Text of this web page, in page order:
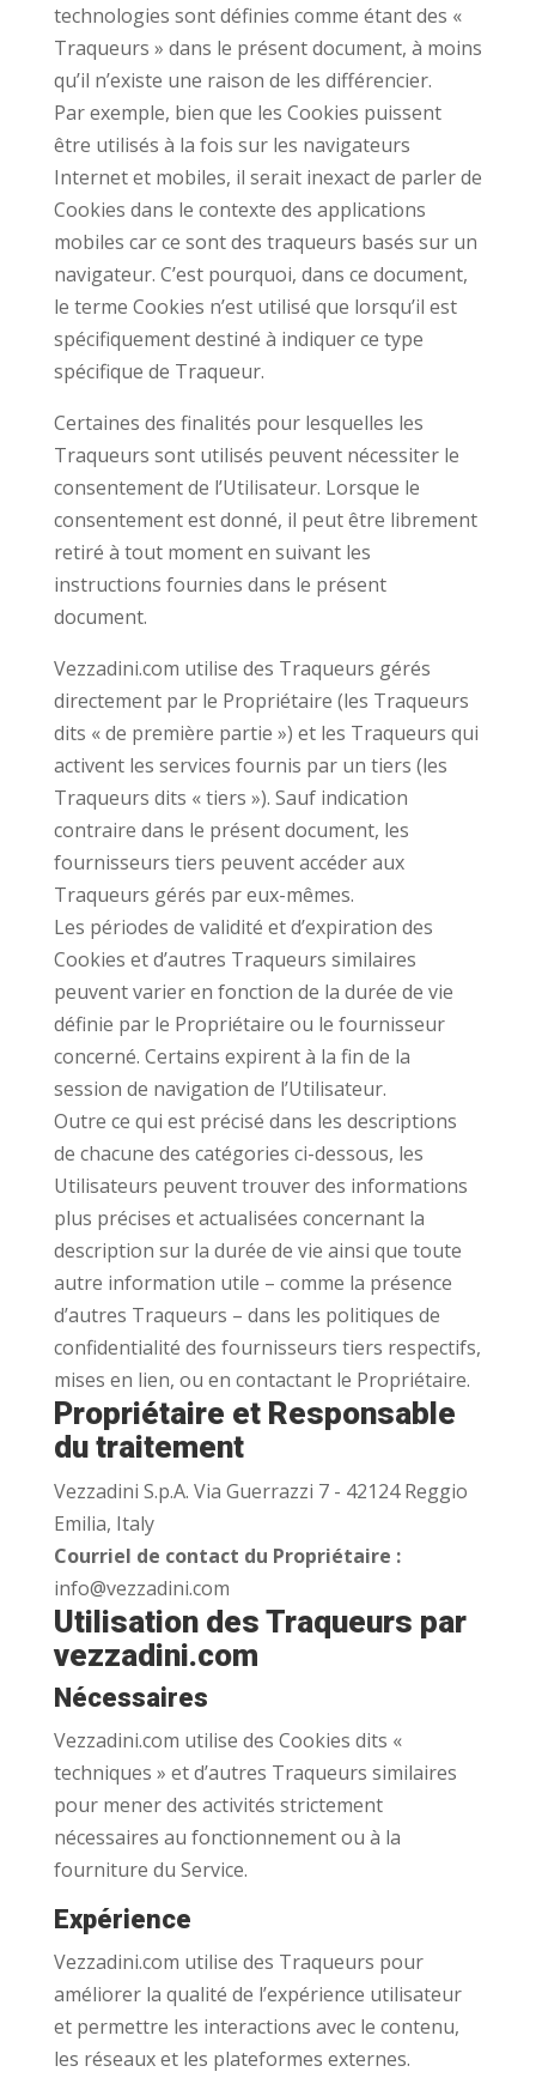
technologies sont définies comme étant des «
Traqueurs » dans le présent document, à moins
qu’il n’existe une raison de les différencier.
Par exemple, bien que les Cookies puissent
être utilisés à la fois sur les navigateurs
Internet et mobiles, il serait inexact de parler de
Cookies dans le contexte des applications
mobiles car ce sont des traqueurs basés sur un
navigateur. C’est pourquoi, dans ce document,
le terme Cookies n’est utilisé que lorsqu’il est
spécifiquement destiné à indiquer ce type
spécifique de Traqueur.
Certaines des finalités pour lesquelles les
Traqueurs sont utilisés peuvent nécessiter le
consentement de l’Utilisateur. Lorsque le
consentement est donné, il peut être librement
retiré à tout moment en suivant les
instructions fournies dans le présent
document.
Vezzadini.com utilise des Traqueurs gérés
directement par le Propriétaire (les Traqueurs
dits « de première partie ») et les Traqueurs qui
activent les services fournis par un tiers (les
Traqueurs dits « tiers »). Sauf indication
contraire dans le présent document, les
fournisseurs tiers peuvent accéder aux
Traqueurs gérés par eux-mêmes.
Les périodes de validité et d’expiration des
Cookies et d’autres Traqueurs similaires
peuvent varier en fonction de la durée de vie
définie par le Propriétaire ou le fournisseur
concerné. Certains expirent à la fin de la
session de navigation de l’Utilisateur.
Outre ce qui est précisé dans les descriptions
de chacune des catégories ci-dessous, les
Utilisateurs peuvent trouver des informations
plus précises et actualisées concernant la
description sur la durée de vie ainsi que toute
autre information utile – comme la présence
d’autres Traqueurs – dans les politiques de
confidentialité des fournisseurs tiers respectifs,
mises en lien, ou en contactant le Propriétaire.
Propriétaire et Responsable
du traitement
Vezzadini S.p.A. Via Guerrazzi 7 - 42124 Reggio
Emilia, Italy
Courriel de contact du Propriétaire :
info@vezzadini.com
Utilisation des Traqueurs par
vezzadini.com
Nécessaires
Vezzadini.com utilise des Cookies dits «
techniques » et d’autres Traqueurs similaires
pour mener des activités strictement
nécessaires au fonctionnement ou à la
fourniture du Service.
Expérience
Vezzadini.com utilise des Traqueurs pour
améliorer la qualité de l’expérience utilisateur
et permettre les interactions avec le contenu,
les réseaux et les plateformes externes.